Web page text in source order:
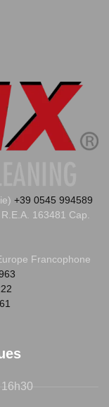
+39 0545 994589
163481 Cap.
Francophone
16h30